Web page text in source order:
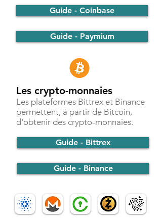
Guide - Coinbase
Guide - Paymium
Les crypto-monnaies
Les plateformes Bittrex et Binance
permettent, à partir de Bitcoin,
d'obtenir des crypto-monnaies.
Guide - Bittrex
Guide - Binance